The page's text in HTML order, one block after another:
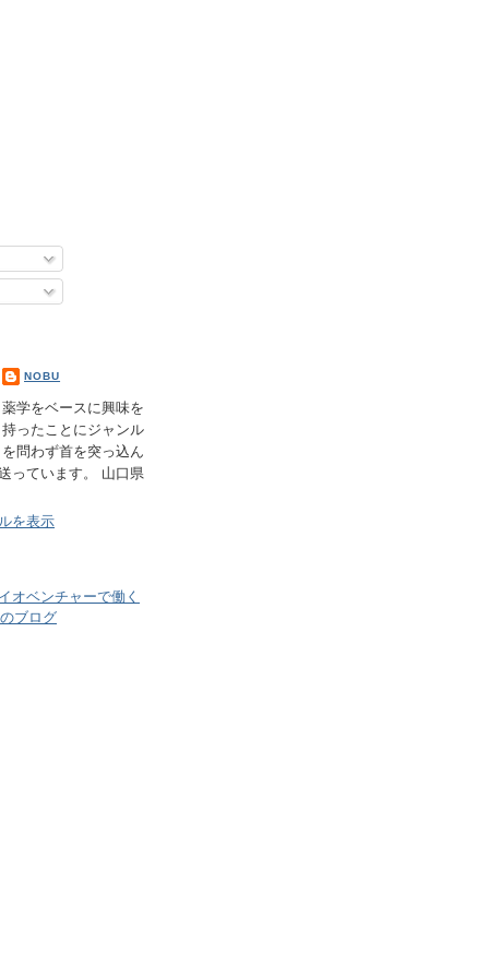
NOBU
薬学をベースに興味を
持ったことにジャンル
を問わず首を突っ込ん
っています。 山口県
を表示
オベンチャーで働く
ブログ